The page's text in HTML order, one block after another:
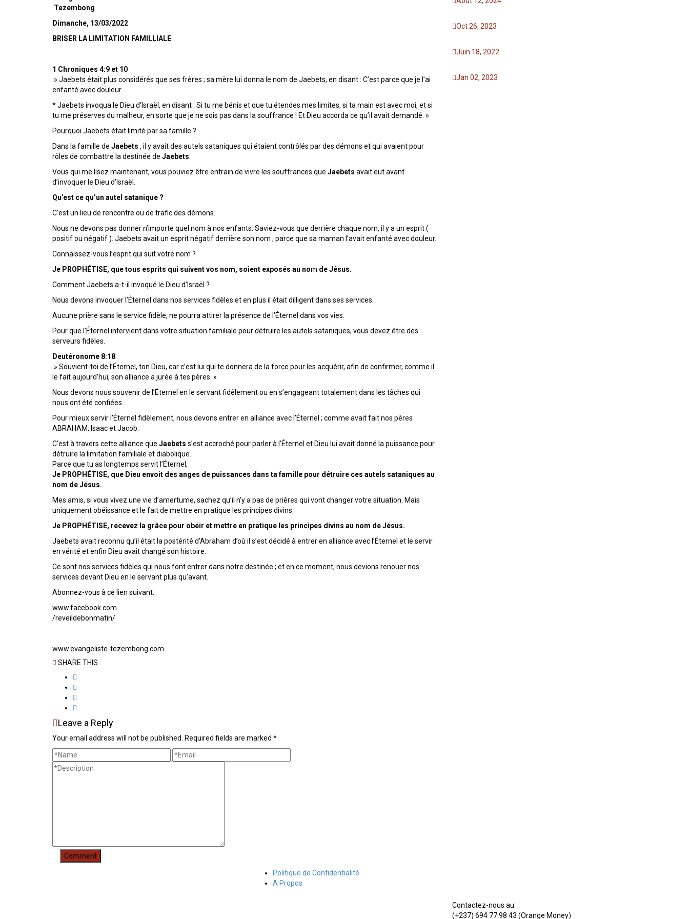
Tezembong
Dimanche, 13/03/2022
BRISER LA LIMITATION FAMILLIALE
1 Chroniques 4:9 et 10
» Jaebets était plus considérés que ses frères ; sa mère lui donna le nom de Jaebets, en disant : C’est parce que je l’ai
enfanté avec douleur.
* Jaebets invoqua le Dieu d’Israël, en disant : Si tu me bénis et que tu étendes mes limites, si ta main est avec moi, et si
tu me préserves du malheur, en sorte que je ne sois pas dans la souffrance ! Et Dieu accorda ce qu’il avait demandé. »
Pourquoi Jaebets était limité par sa famille ?
Dans la famille de Jaebets , il y avait des autels sataniques qui étaient contrôlés par des démons et qui avaient pour
rôles de combattre la destinée de Jaebets.
Vous qui me lisez maintenant, vous pouviez être entrain de vivre les souffrances que Jaebets avait eut avant
d’invoquer le Dieu d’Israël.
Qu’est ce qu’un autel satanique ?
C’est un lieu de rencontre ou de trafic des démons.
Nous ne devons pas donner n’importe quel nom à nos enfants. Saviez-vous que derrière chaque nom, il y a un esprit (
positif ou négatif ). Jaebets avait un esprit négatif derrière son nom ; parce que sa maman l’avait enfanté avec douleur.
Connaissez-vous l’esprit qui suit votre nom ?
Je PROPHÉTISE, que tous esprits qui suivent vos nom, soient exposés au nom de Jésus.
Comment Jaebets a-t-il invoqué le Dieu d’Israël ?
Nous devons invoquer l’Éternel dans nos services fidèles et en plus il était dilligent dans ses services.
Aucune prière sans le service fidèle, ne pourra attirer la présence de l’Éternel dans vos vies.
Pour que l’Éternel intervient dans votre situation familiale pour détruire les autels sataniques, vous devez être des
serveurs fidèles.
Deutéronome 8:18
» Souvient-toi de l’Éternel, ton Dieu, car c’est lui qui te donnera de la force pour les acquérir, afin de confirmer, comme il
le fait aujourd’hui, son alliance a jurée à tes pères. »
Nous devons nous souvenir de l’Éternel en le servant fidèlement ou en s’engageant totalement dans les tâches qui
nous ont été confiées.
Pour mieux servir l’Éternel fidèlement, nous devons entrer en alliance avec l’Éternel ; comme avait fait nos pères
ABRAHAM, Isaac et Jacob.
C’est à travers cette alliance que Jaebets s’est accroché pour parler à l’Éternel et Dieu lui avait donné la puissance pour
détruire la limitation familiale et diabolique.
Parce que tu as longtemps servit l’Éternel,
Je PROPHÉTISE, que Dieu envoit des anges de puissances dans ta famille pour détruire ces autels sataniques au
nom de Jésus.
Mes amis, si vous vivez une vie d’amertume, sachez qu’il n’y a pas de prières qui vont changer votre situation. Mais
uniquement obéissance et le fait de mettre en pratique les principes divins.
Je PROPHÉTISE, recevez la grâce pour obéir et mettre en pratique les principes divins au nom de Jésus.
Jaebets avait reconnu qu’il était la postérité d’Abraham d’où il s’est décidé à entrer en alliance avec l’Éternel et le servir
en vérité et enfin Dieu avait changé son histoire.
Ce sont nos services fidèles qui nous font entrer dans notre destinée ; et en ce moment, nous devions renouer nos
services devant Dieu en le servant plus qu’avant.
Abonnez-vous à ce lien suivant.
www.facebook.com
/reveildebonmatin/
www.evangeliste-tezembong.com
SHARE THIS
Leave a Reply
Your email address will not be published. Required fields are marked *
Oct 26, 2023
Juin 18, 2022
Jan 02, 2023
Politique de Confidentialité
A Propos
Contactez-nous au:
(+237) 694 77 98 43 (Orange Money)